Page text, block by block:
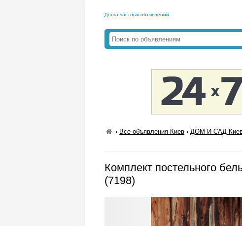
Доска частных объявлений
› Все объявления Киев ›ДОМ И САД
Комплект постельного
(7198)